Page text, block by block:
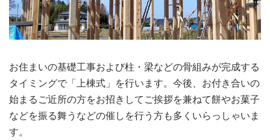
お住まいの基礎工事および柱・梁などの骨組みが完成する
タイミングで「上棟式」を行います。今後、お付き合いの
始まるご近所の方をお招きしてご挨拶を兼ねて餅やお菓子
などを振る舞うなどの催しを行う方も多くいらっしゃいま
す。